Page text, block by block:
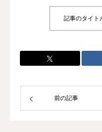
記事のタイト
前の記事